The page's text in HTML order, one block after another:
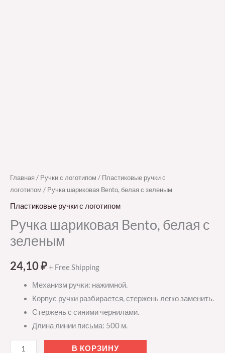
Главная / Ручки с логотипом / Пластиковые ручки с
логотипом / Ручка шариковая Bento, белая с зеленым
Пластиковые ручки с логотипом
Ручка шариковая Bento, белая с
зеленым
24,10₽+ Free Shipping
Механизм ручки: нажимной.
Корпус ручки разбирается, стержень легко заменить.
Стержень с синими чернилами.
Длина линии письма: 500 м.
В КОРЗИНУ